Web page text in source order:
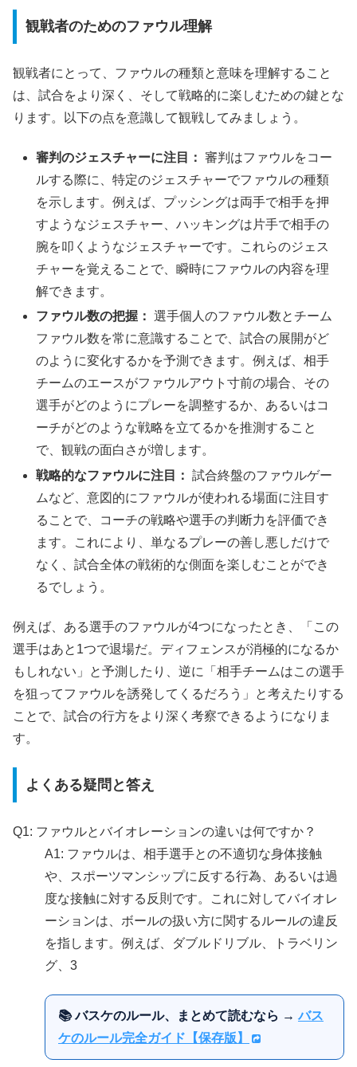
観戦者のためのファウル理解
観戦者にとって、ファウルの種類と意味を理解すること
は、試合をより深く、そして戦略的に楽しむための鍵とな
ります。以下の点を意識して観戦してみましょう。
審判のジェスチャーに注目： 審判はファウルをコー
ルする際に、特定のジェスチャーでファウルの種類
を示します。例えば、プッシングは両手で相手を押
すようなジェスチャー、ハッキングは片手で相手の
腕を叩くようなジェスチャーです。これらのジェス
チャーを覚えることで、瞬時にファウルの内容を理
解できます。
ファウル数の把握： 選手個人のファウル数とチーム
ファウル数を常に意識することで、試合の展開がど
のように変化するかを予測できます。例えば、相手
チームのエースがファウルアウト寸前の場合、その
選手がどのようにプレーを調整するか、あるいはコ
ーチがどのような戦略を立てるかを推測すること
で、観戦の面白さが増します。
戦略的なファウルに注目： 試合終盤のファウルゲー
ムなど、意図的にファウルが使われる場面に注目す
ることで、コーチの戦略や選手の判断力を評価でき
ます。これにより、単なるプレーの善し悪しだけで
なく、試合全体の戦術的な側面を楽しむことができ
るでしょう。
例えば、ある選手のファウルが4つになったとき、「この
選手はあと1つで退場だ。ディフェンスが消極的になるか
もしれない」と予測したり、逆に「相手チームはこの選手
を狙ってファウルを誘発してくるだろう」と考えたりする
ことで、試合の行方をより深く考察できるようになりま
す。
よくある疑問と答え
Q1: ファウルとバイオレーションの違いは何ですか？
A1: ファウルは、相手選手との不適切な身体接触
や、スポーツマンシップに反する行為、あるいは過
度な接触に対する反則です。これに対してバイオレ
ーションは、ボールの扱い方に関するルールの違反
を指します。例えば、ダブルドリブル、トラベリン
グ、3
📚 バスケのルール、まとめて読むなら →バス
ケのルール完全ガイド【保存版】